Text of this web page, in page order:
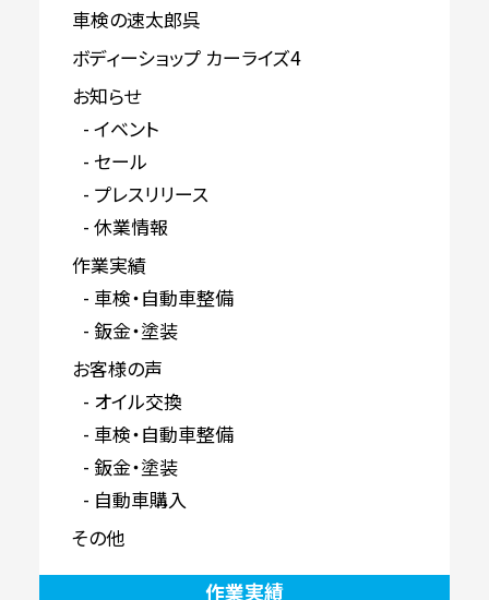
車検の速太郎呉
ボディーショップ カーライズ4
お知らせ
イベント
セール
プレスリリース
休業情報
作業実績
車検・自動車整備
鈑金・塗装
お客様の声
オイル交換
車検・自動車整備
鈑金・塗装
自動車購入
その他
作業実績